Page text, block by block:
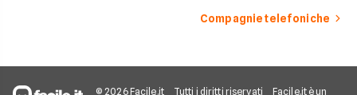
Compagnie telefoniche
© 2026 Facile.it Tutti i diritti riservati
Facile.it è un